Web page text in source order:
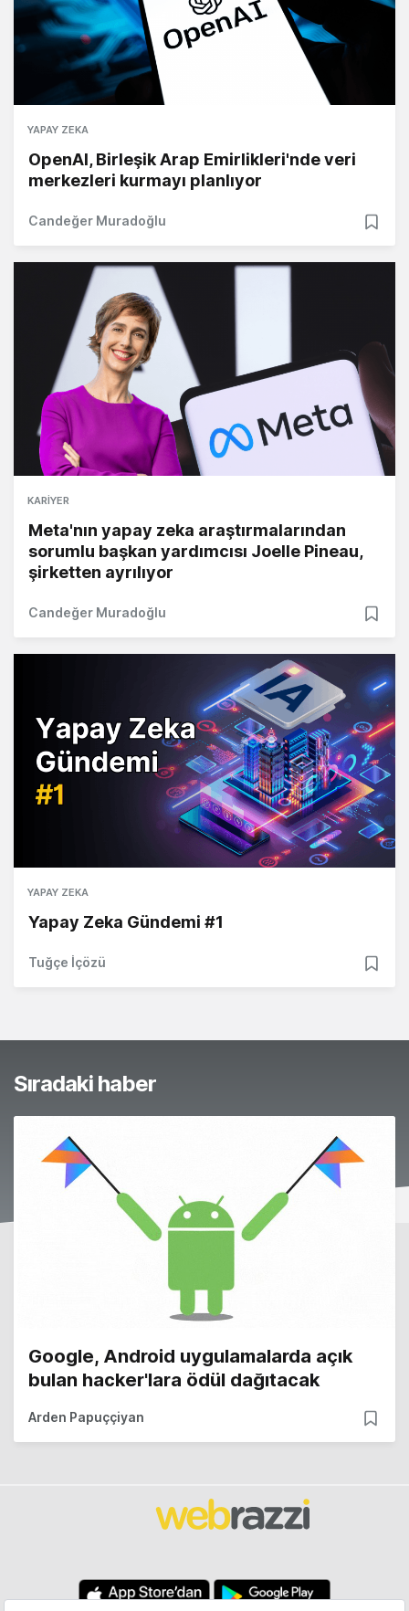
YAPAY ZEKA
OpenAI, Birleşik Arap Emirlikleri'nde veri
merkezleri kurmayı planlıyor
Candeğer Muradoğlu
KARIYER
Meta'nın yapay zeka araştırmalarından
sorumlu başkan yardımcısı Joelle Pineau,
şirketten ayrılıyor
Candeğer Muradoğlu
YAPAY ZEKA
Yapay Zeka Gündemi #1
Tuğçe İçözü
Sıradaki haber
Google, Android uygulamalarda açık
bulan hacker'lara ödül dağıtacak
Arden Papuççiyan